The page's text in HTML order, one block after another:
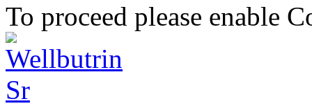
To proceed please enable